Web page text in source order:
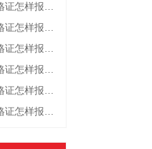
报名 附流程
报名 附流程
报名 附流程
报名 附流程
报名 附流程
报名 附流程